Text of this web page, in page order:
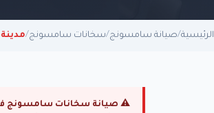
الرئيسية/صيانة سامسونج/سخانات سامسونج/